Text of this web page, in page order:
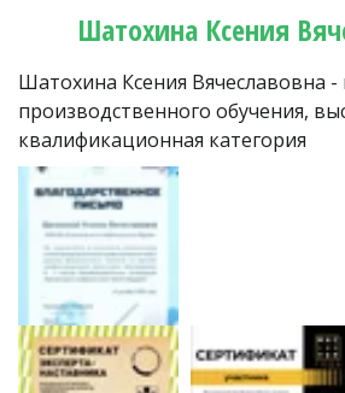
Шатохина Ксения
Шатохина Ксения Вячеславовна -
производственного обучения,
квалификационная категория